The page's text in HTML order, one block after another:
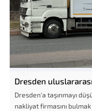
Dresden
Dresden'a taşınmayı
nakliyat firmasını